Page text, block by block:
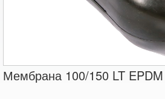
Мембрана 100/150 LT